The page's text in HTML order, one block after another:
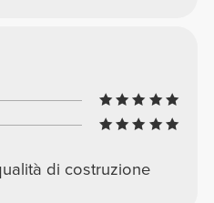
di costruzione